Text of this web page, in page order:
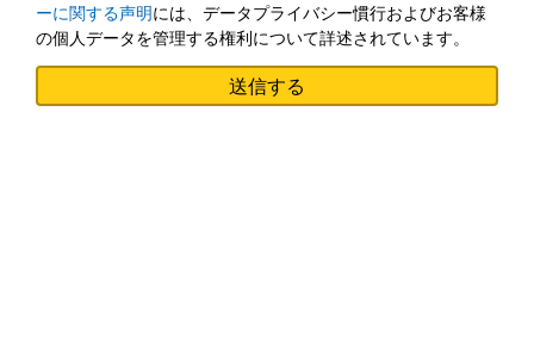
ーに関する声明には、データプライバシー慣行およびお客様
の個人データを管理する権利について詳述されています。